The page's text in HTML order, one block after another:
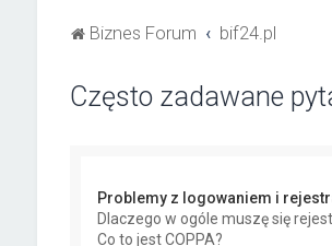
Biznes Forum bif24.pl
Często zadawane
Problemy z logowaniem i
Dlaczego w ogóle muszę się
Co to jest COPPA?